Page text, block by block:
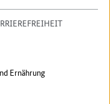
Ernährung